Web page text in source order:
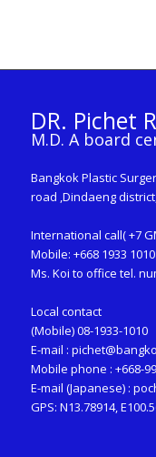
DR. Pichet
M.D. A board
Bangkok Plastic
road ,Dindaeng
International call( +7
Mobile: +668 1933
Ms. Koi to office tel.
Local contact
(Mobile) 08-1933-1010
E-mail :
Mobile phone : +668-
E-mail (Japanese) :
GPS: N13.78914,